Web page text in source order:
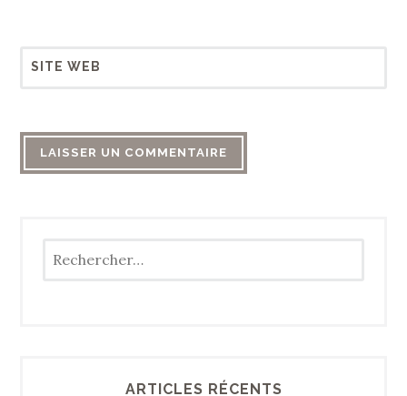
SITE WEB
ARTICLES RÉCENTS